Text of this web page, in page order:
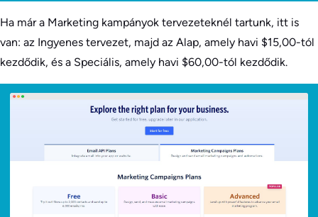
Ha már a Marketing kampányok tervezeteknél tartunk, itt is
van: az Ingyenes tervezet, majd az Alap, amely havi $15,00-tól
kezdődik, és a Speciális, amely havi $60,00-tól kezdődik.